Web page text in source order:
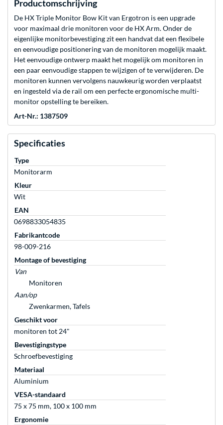
Productomschrijving
De HX Triple Monitor Bow Kit van Ergotron is een upgrade
voor maximaal drie monitoren voor de HX Arm. Onder de
eigenlijke monitorbevestiging zit een handvat dat een flexibele
en eenvoudige positionering van de monitoren mogelijk maakt.
Het eenvoudige ontwerp maakt het mogelijk om monitoren in
een paar eenvoudige stappen te wijzigen of te verwijderen. De
monitoren kunnen vervolgens nauwkeurig worden verplaatst
en ingesteld via de rail om een perfecte ergonomische multi-
monitor opstelling te bereiken.
Art-Nr.: 1387509
Specificaties
Type
Monitorarm
Kleur
Wit
EAN
0698833054835
Fabrikantcode
98-009-216
Montage of bevestiging
Van
Monitoren
Aan/op
Zwenkarmen, Tafels
Geschikt voor
monitoren tot 24"
Bevestigingstype
Schroefbevestiging
Materiaal
Aluminium
VESA-standaard
75 x 75 mm, 100 x 100 mm
Ergonomie